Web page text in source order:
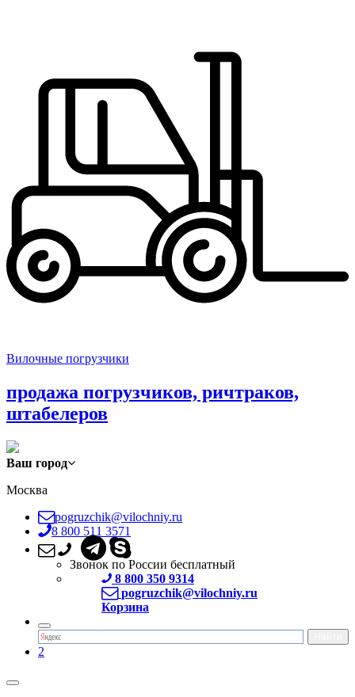
Вилочные погрузчики
продажа погрузчиков, ричтраков,
штабелеров
Ваш город
Москва
pogruzchik@vilochniy.ru
8 800 511 3571
Звонок по России бесплатный
8 800 350 9314
pogruzchik@vilochniy.ru
Корзина
2